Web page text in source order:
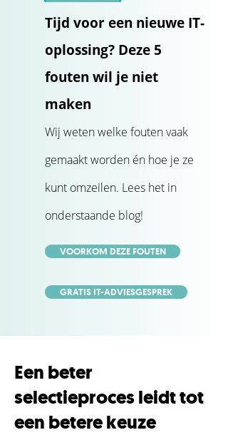
Tijd voor een nieuwe IT-
oplossing? Deze 5
fouten wil je niet
maken
Wij weten welke fouten vaak
gemaakt worden én hoe je ze
kunt omzeilen. Lees het in
onderstaande blog!
VOORKOM DEZE FOUTEN
GRATIS IT-ADVIESGESPREK
Een beter
selectieproces leidt tot
een betere keuze